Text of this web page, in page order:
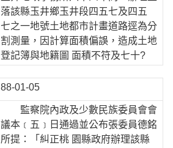
落該縣玉井鄉玉井段四五七及四五
七之一地號土地都市計畫道路逕為分
割測量，因計算面積偏誤，造成土地
登記簿與地籍圖 面積不符及七十?
88-01-05
監察院內政及少數民族委員會會
議本﹝五﹞日通過並公布張委員德銘
所提：「糾正桃 園縣政府辦理該縣